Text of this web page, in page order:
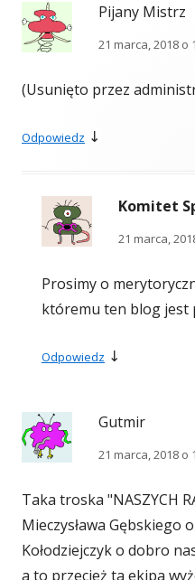
Pijany Mistrz
21 marca, 2018 o
(Usunięto przez
Odpowiedz ↓
Komitet
21 marca,
Prosimy o
któremu ten blog jest
Odpowiedz ↓
Gutmir
21 marca, 2018 o
Taka troska "NASZYCH
Mieczysława Gębskiego
Kołodziejczyk o dobro
a to przecież ta ekipa